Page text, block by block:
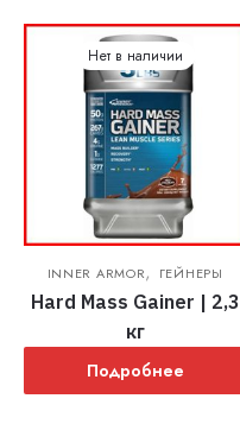
Нет в наличии
INNER ARMOR, ГЕЙНЕРЫ
Hard Mass Gainer | 2,3
кг
Подробнее